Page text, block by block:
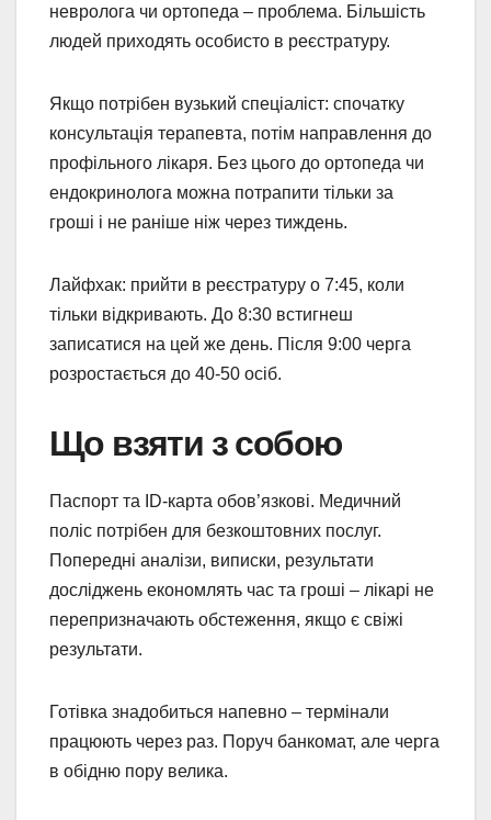
невролога чи ортопеда – проблема. Більшість
людей приходять особисто в реєстратуру.
Якщо потрібен вузький спеціаліст: спочатку
консультація терапевта, потім направлення до
профільного лікаря. Без цього до ортопеда чи
ендокринолога можна потрапити тільки за
гроші і не раніше ніж через тиждень.
Лайфхак: прийти в реєстратуру о 7:45, коли
тільки відкривають. До 8:30 встигнеш
записатися на цей же день. Після 9:00 черга
розростається до 40-50 осіб.
Що взяти з собою
Паспорт та ID-карта обов’язкові. Медичний
поліс потрібен для безкоштовних послуг.
Попередні аналізи, виписки, результати
досліджень економлять час та гроші – лікарі не
перепризначають обстеження, якщо є свіжі
результати.
Готівка знадобиться напевно – термінали
працюють через раз. Поруч банкомат, але черга
в обідню пору велика.